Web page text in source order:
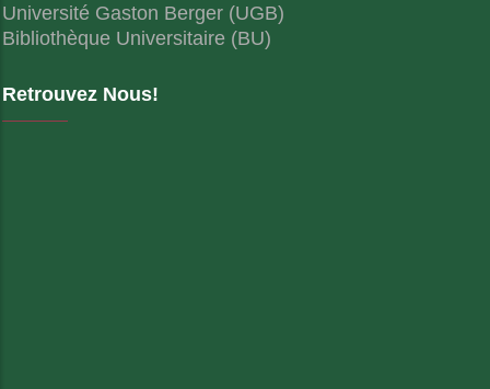
Université Gaston Berger (UGB)
Bibliothèque Universitaire (BU)
Retrouvez Nous!